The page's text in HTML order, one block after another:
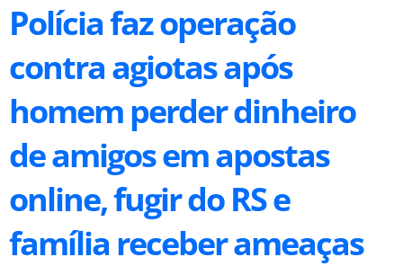
Polícia faz operação
contra agiotas após
homem perder dinheiro
de amigos em apostas
online, fugir do RS e
família receber ameaças